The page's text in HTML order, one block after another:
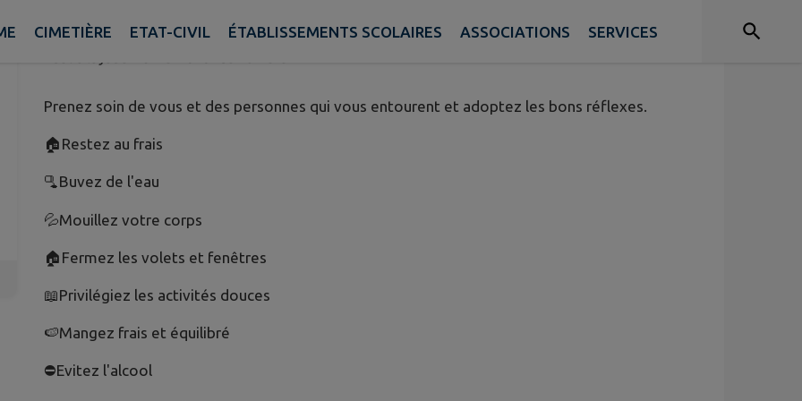
CIMETIÈRE ETAT-CIVIL ÉTABLISSEMENTS SCOLAIRES ASSOCIATIONS SERVICES
DU PLAN D'ALERTE ET D'URGENCE
Prenez soin de vous et des personnes qui vous entourent et adoptez les bons réflexes.
🏠Restez au frais
🫗Buvez de l'eau
💦Mouillez votre corps
🏠Fermez les volets et fenêtres
📖Privilégiez les activités douces
🍉Mangez frais et équilibré
⛔️Evitez l'alcool